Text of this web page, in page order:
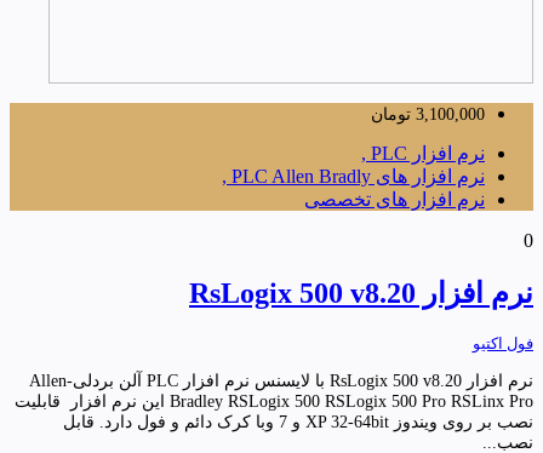
3,100,000 تومان
نرم افزار PLC ,
نرم افزار های PLC Allen Bradly ,
نرم افزار های تخصصی
0
نرم افزار RsLogix 500 v8.20
فول اکتیو
نرم افزار RsLogix 500 v8.20 با لایسنس نرم افزار PLC آلن بردلی-Allen
Bradley RSLogix 500 RSLogix 500 Pro RSLinx Pro این نرم افزار قابلیت
نصب بر روی ویندوز XP 32-64bit و 7 وبا کرک دائم و فول دارد. قابل
نصب...